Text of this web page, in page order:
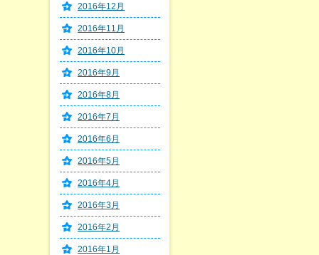
2016年12月
2016年11月
2016年10月
2016年9月
2016年8月
2016年7月
2016年6月
2016年5月
2016年4月
2016年3月
2016年2月
2016年1月